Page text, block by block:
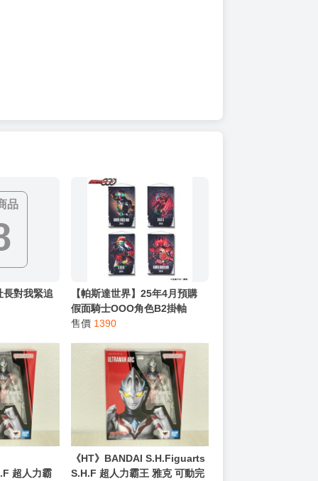
品
對我緊追
【帕斯達世界】25年4月預購
假面騎士OOO角色B2掛軸
0307
售價 1390